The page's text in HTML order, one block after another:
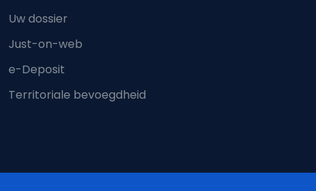
Uw dossier
Just-on-web
e-Deposit
Territoriale bevoegdheid